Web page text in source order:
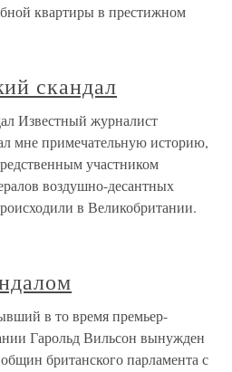
квартиры в престижном
скандал
Известный журналист
мне примечательную историю,
участником
воздушно-десантных
в Великобритании.
в то время премьер-
Гарольд Вильсон вынужден
британского парламента с